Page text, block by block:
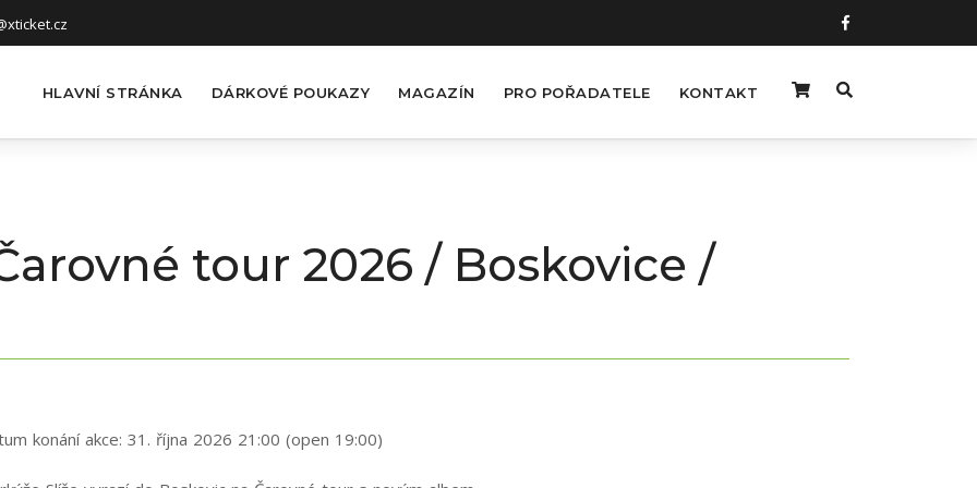
HLAVNÍ STRÁNKA DÁRKOVÉ POUKAZY MAGAZÍN PRO POŘADATELE KONTAKT
tour 2026 / Boskovice /
konání akce: 31. října 2026 21:00 (open 19:00)